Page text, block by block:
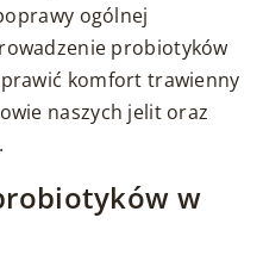
ogólnej
probiotyków
komfort trawienny
naszych jelit oraz
w